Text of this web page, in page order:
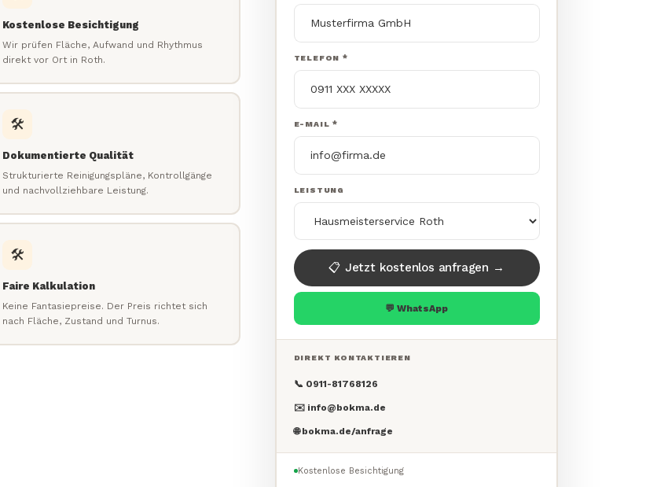
Kostenlose Besichtigung
Wir prüfen Fläche, Aufwand und Rhythmus
direkt vor Ort in Roth.
🛠️
Dokumentierte Qualität
Strukturierte Reinigungspläne, Kontrollgänge
und nachvollziehbare Leistung.
🛠️
Faire Kalkulation
Keine Fantasiepreise. Der Preis richtet sich
nach Fläche, Zustand und Turnus.
TELEFON *
E-MAIL *
LEISTUNG
📋 Jetzt kostenlos anfragen →
💬 WhatsApp
DIREKT KONTAKTIEREN
📞 0911-81768126
✉️ info@bokma.de
🌐 bokma.de/anfrage
Kostenlose Besichtigung